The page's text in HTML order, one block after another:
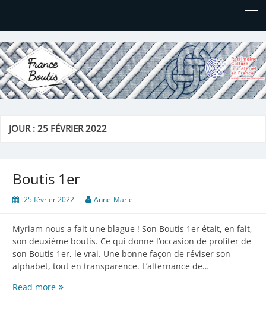
France Boutis
Le site de France Boutis
JOUR :25 FÉVRIER 2022
Boutis 1er
25 février 2022 Anne-Marie
Myriam nous a fait une blague ! Son Boutis 1er était, en fait,
son deuxième boutis. Ce qui donne l’occasion de profiter de
son Boutis 1er, le vrai. Une bonne façon de réviser son
alphabet, tout en transparence. L’alternance de…
Read moreBoutis